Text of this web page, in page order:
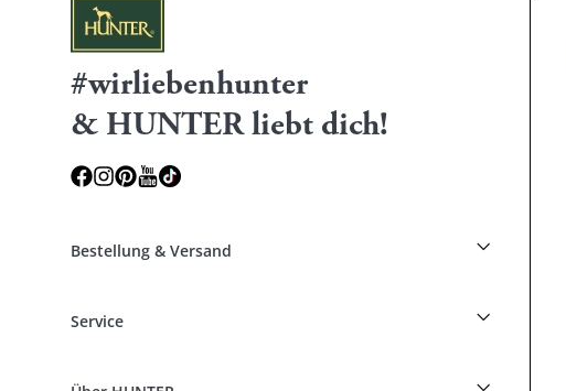
#wirliebenhunter
& HUNTER liebt dich!
Bestellung & Versand
Specials für Hundeprofis
Informationen zur Lieferung
Service